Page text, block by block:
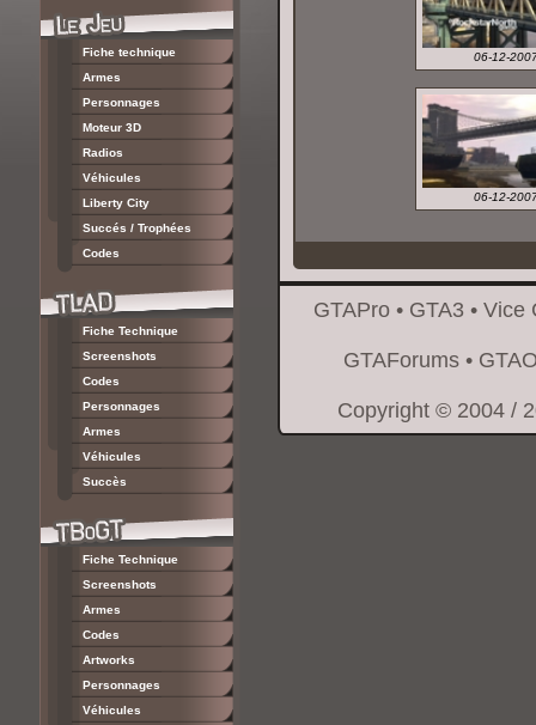
Fiche technique
Armes
Personnages
Moteur 3D
Radios
Véhicules
Liberty City
Succés / Trophées
Codes
Fiche Technique
Screenshots
Codes
Personnages
Armes
Véhicules
Succès
Fiche Technique
Screenshots
Armes
Codes
Artworks
Personnages
Véhicules
06-12-
06-12-
GTAPro • GTA3 • Vice
GTAForums •
Copyright © 2004 /